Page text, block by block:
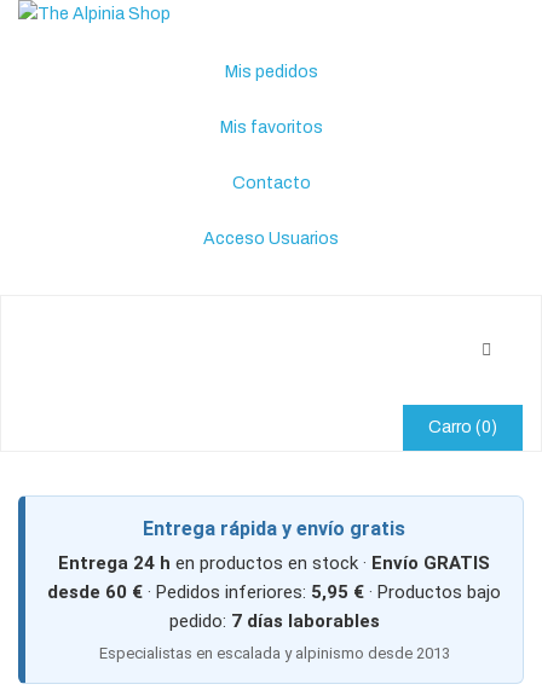
Mis pedidos
Mis favoritos
Contacto
Acceso Usuarios
Carro (0)
Entrega rápida y envío gratis
Entrega 24 h en productos en stock · Envío GRATIS
desde 60 € · Pedidos inferiores: 5,95 € · Productos bajo
pedido: 7 días laborables
Especialistas en escalada y alpinismo desde 2013